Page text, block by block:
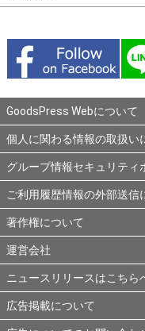
GoodsPress Webについて
個人に関わる情報の取扱い
グループ情報セキュリティ
ご利用履歴情報の外部送信
著作権について
運営会社
ニュースリリースはこちら
広告掲載について